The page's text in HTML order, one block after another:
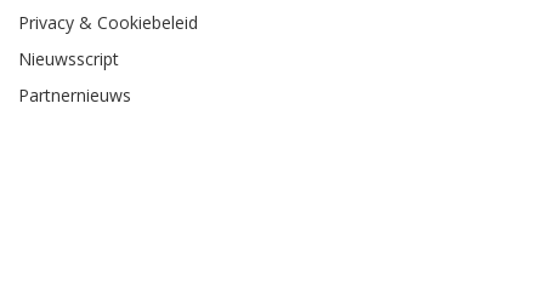
Privacy & Cookiebeleid
Nieuwsscript
Partnernieuws